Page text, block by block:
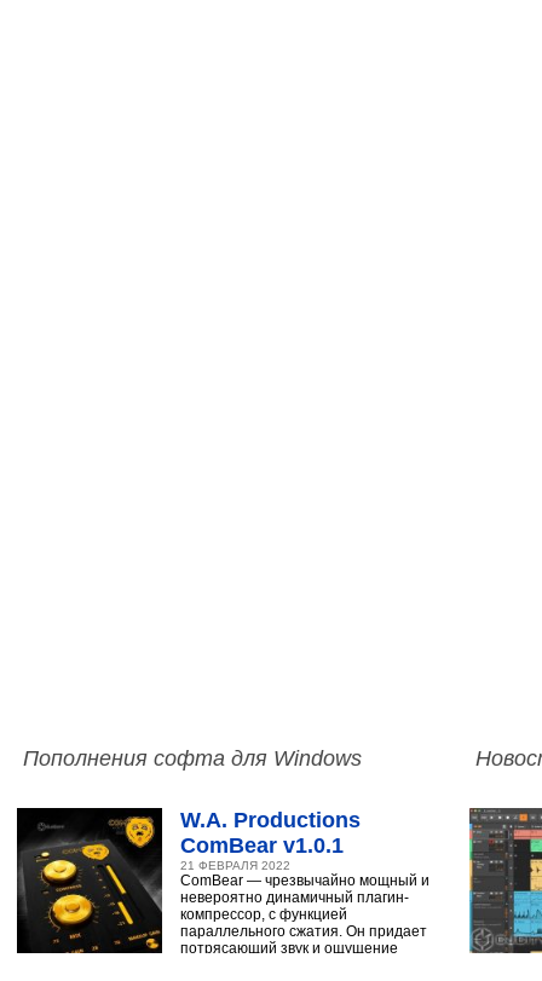
Пополнения софта для Windows
W.A. Productions
ComBear v1.0.1
21 ФЕВРАЛЯ 2022
ComBear — чрезвычайно мощный и
невероятно динамичный плагин-
компрессор, с функцией
параллельного сжатия. Он придает
потрясающий звук и ощущение